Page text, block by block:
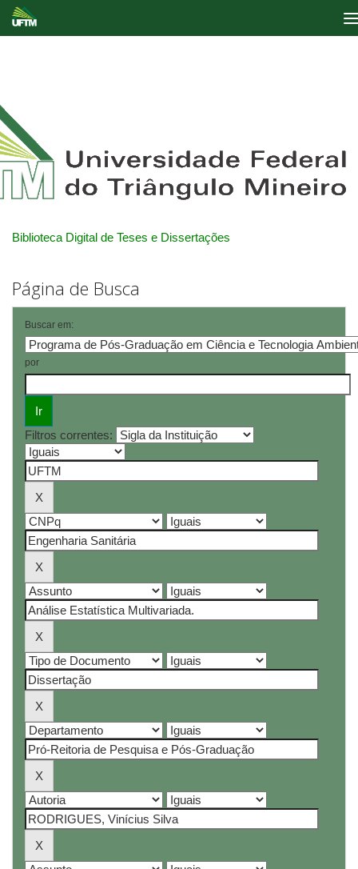
Biblioteca Digital de Teses e Dissertações
Página de Busca
Buscar em:
por
Filtros correntes: